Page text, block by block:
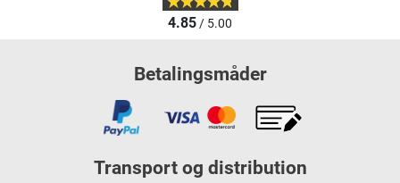
4.85/ 5.00
Betalingsmåder
Transport og distribution